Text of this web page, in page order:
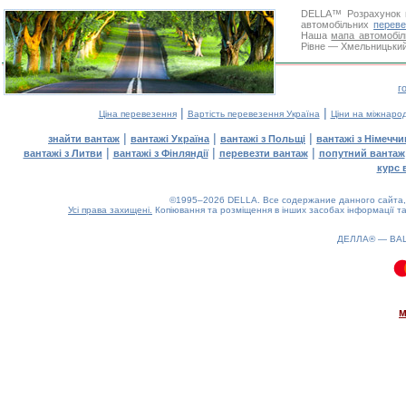
DELLA™
Розрахунок
автомобільних
Нашамапа
Рівне —
Ціна перевезення| Вартість перевезення Україна | Ціни на
знайти вантаж | вантажі Україна | вантажі з Польщі | вантажі з
вантажі з Литви | вантажі з Фінляндії| перевезти вантаж| попутний вантаж
курс
©1995–2026 DELLA. Все содержание данного
Усі права захищені. Копіювання та розміщення в інших засобах інформації
ДЕЛЛА® —